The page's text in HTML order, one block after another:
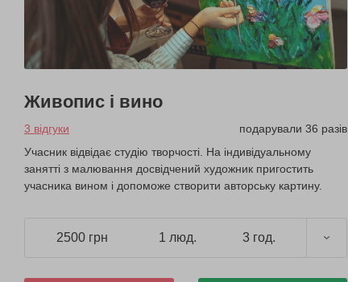
Живопис і вино
3 відгуки
подарували 36 разів
Учасник відвідає студію творчості. На індивідуальному
занятті з малювання досвідчений художник пригостить
учасника вином і допоможе створити авторську картину.
2500 грн 1 люд. 3 год.